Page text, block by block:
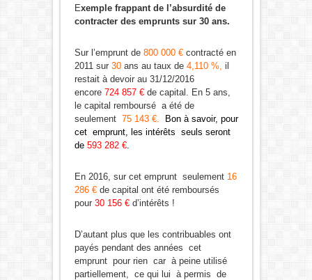
Exemple frappant de l’absurdité de
contracter des emprunts sur 30 ans.
Sur l’emprunt de 800 000 €contracté en
2011 sur 30ans au taux de 4,110 %, il
restait à devoir au 31/12/2016
encore 724 857 €de capital. En 5 ans,
le capital remboursé a été de
seulement 75 143 €.
Bon à savoir, pour
cet emprunt, les intérêts seuls seront
de 593 282 €.
En 2016, sur cet emprunt seulement 16
286 €de capital ont été remboursés
pour 30 156 €d’intérêts !
D’autant plus que les contribuables ont
payés pendant des années cet
emprunt pour rien car à peine utilisé
partiellement, ce qui lui à permis de